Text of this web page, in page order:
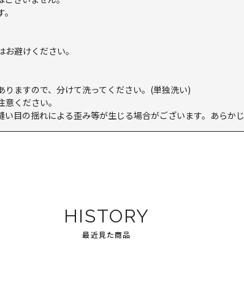
避けください。
ますので、分けて洗ってください。(単独洗い)
ください。
目の揺れによる歪み等が生じる場合がございます。あらかじ
HISTORY
最近見た商品